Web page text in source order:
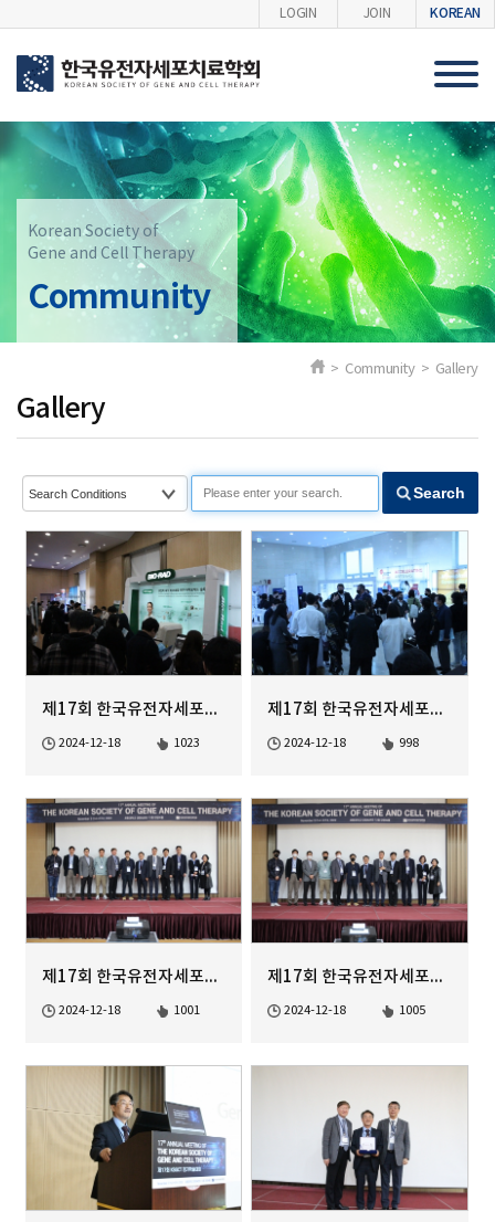
LOGIN JOIN KOREAN
Korean Society of
Gene and Cell Therapy
Community
Gallery
> Community > Gallery
Search
제17회 한국유전자세포치료학회 정기학술대회
2024-12-18 1023
제17회 한국유전자세포치료학회 정기학술대회
2024-12-18 998
제17회 한국유전자세포치료학회 정기학술대회
2024-12-18 1001
제17회 한국유전자세포치료학회 정기학술대회
2024-12-18 1005